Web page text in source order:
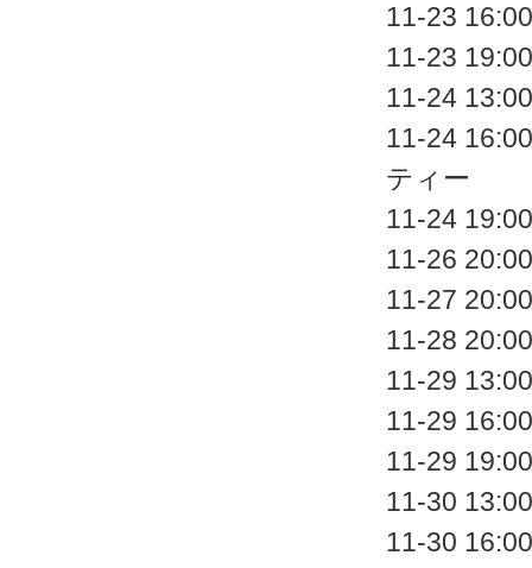
11-23
11-23
11-24
11-24
ティー
11-24
11-26
11-27
11-28
11-29
11-29
11-29
11-30
11-30